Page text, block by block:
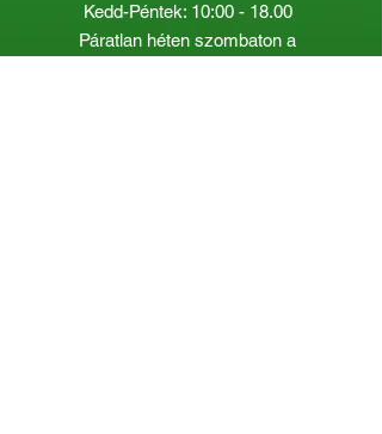
Kedd-Péntek: 10:00 - 18.00
Páratlan héten szombaton a